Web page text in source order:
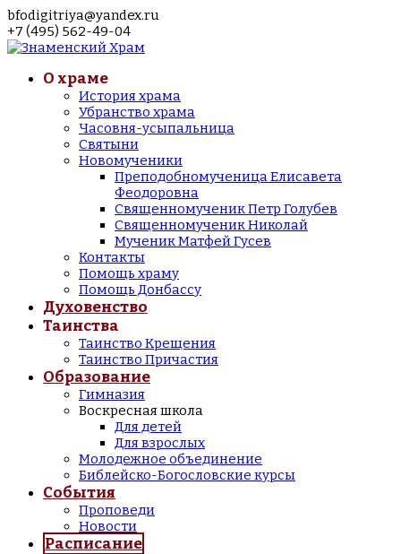
bfodigitriya@yandex.ru
+7 (495) 562-49-04
О храме
История храма
Убранство храма
Часовня-усыпальница
Святыни
Новомученики
Преподобномученица Елисавета
Феодоровна
Священномученик Петр Голубев
Священномученик Николай
Мученик Матфей Гусев
Контакты
Помощь храму
Помощь Донбассу
Духовенство
Таинства
Таинство Крещения
Таинство Причастия
Образование
Гимназия
Воскресная школа
Для детей
Для взрослых
Молодежное объединение
Библейско-Богословские курсы
События
Проповеди
Новости
Расписание